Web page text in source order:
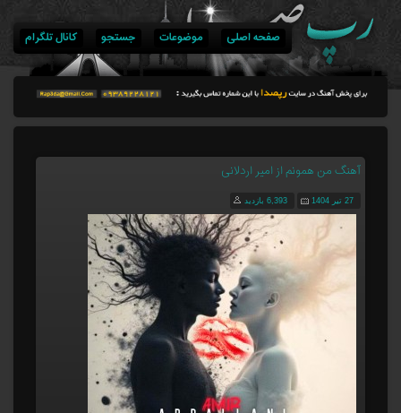
صفحه اصلی موضوعات جستجو کانال تلگرام
آهنگ من همونم از امیر اردلانی
27 تیر 1404 6,393 بازدید